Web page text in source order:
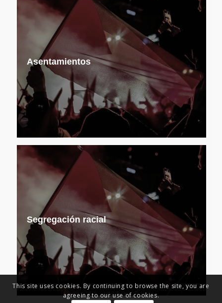
Asentamientos
Segregación racial
This site uses cookies. By continuing to browse the site, you are
agreeing to our use of cookies.